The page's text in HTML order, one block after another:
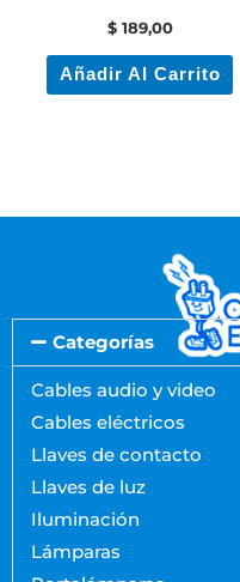
$189,00
Añadir Al Carrito
Categorías
Cables audio y video
Cables eléctricos
Llaves de contacto
Llaves de luz
Iluminación
Lámparas